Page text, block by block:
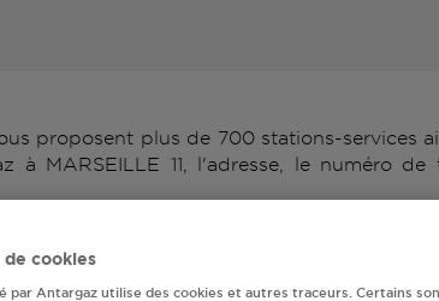
proposent plus de 700 stations-
à MARSEILLE 11, l'adresse, le numéro
Antargaz
de cookies
par Antargaz utilise des cookies et autres traceurs. Certains